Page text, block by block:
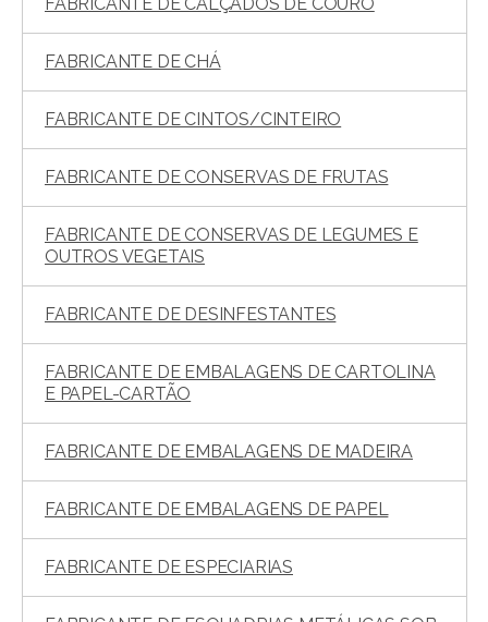
FABRICANTE DE CHÁ
FABRICANTE DE CINTOS/CINTEIRO
FABRICANTE DE CONSERVAS DE FRUTAS
FABRICANTE DE CONSERVAS DE LEGUMES E
OUTROS VEGETAIS
FABRICANTE DE DESINFESTANTES
FABRICANTE DE EMBALAGENS DE CARTOLINA
E PAPEL-CARTÃO
FABRICANTE DE EMBALAGENS DE MADEIRA
FABRICANTE DE EMBALAGENS DE PAPEL
FABRICANTE DE ESPECIARIAS